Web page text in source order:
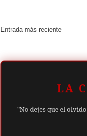
Entrada más reciente
LA
"No dejes que el